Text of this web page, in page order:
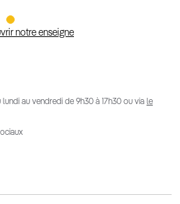
notre enseigne
lundi au vendredi de 9h30 à 17h30 ou via le